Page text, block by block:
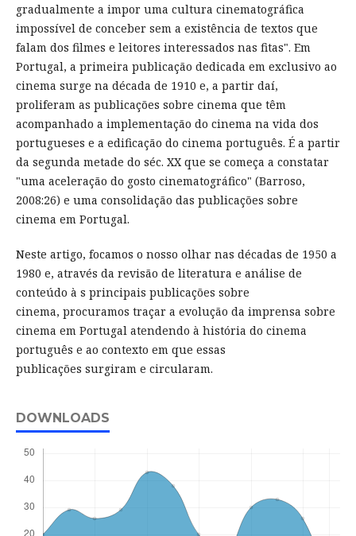
gradualmente a impor uma cultura cinematográfica
impossível de conceber sem a existência de textos que
falam dos filmes e leitores interessados nas fitas". Em
Portugal, a primeira publicação dedicada em exclusivo ao
cinema surge na década de 1910 e, a partir daí,
proliferam as publicações sobre cinema que têm
acompanhado a implementação do cinema na vida dos
portugueses e a edificação do cinema português. É a partir
da segunda metade do séc. XX que se começa a constatar
"uma aceleração do gosto cinematográfico" (Barroso,
2008:26) e uma consolidação das publicações sobre
cinema em Portugal.
Neste artigo, focamos o nosso olhar nas décadas de 1950 a
1980 e, através da revisão de literatura e análise de
conteúdo à s principais publicações sobre
cinema, procuramos traçar a evolução da imprensa sobre
cinema em Portugal atendendo à história do cinema
português e ao contexto em que essas
publicações surgiram e circularam.
DOWNLOADS